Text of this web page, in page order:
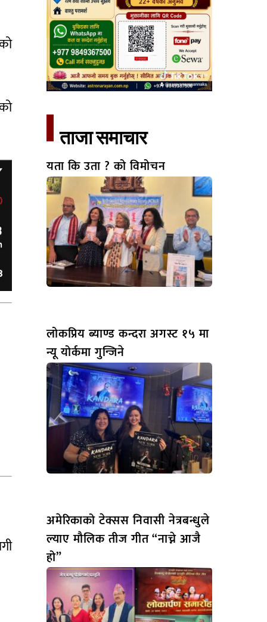
ताजा समाचार​
यता कि उता ? को विमोचन
लोकप्रिय ब्याण्ड कन्दरा अगस्ट १५ मा
न्यू योर्कमा गुन्जिने
अमेरिकाको टेक्सस निवासी नेत्रबन्धुले
ल्याए मौलिक तीज गीत “नाच्ने आजै
हो”